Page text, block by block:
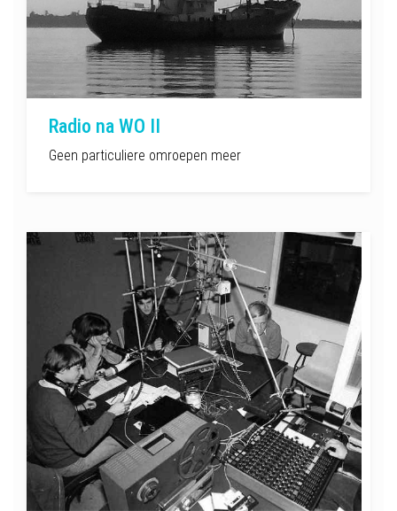
Radio na WO II
Geen particuliere omroepen meer